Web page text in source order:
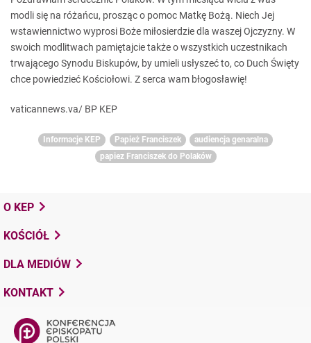
modli się na różańcu, prosząc o pomoc Matkę Bożą. Niech Jej
wstawiennictwo wyprosi Boże miłosierdzie dla waszej Ojczyzny. W
swoich modlitwach pamiętajcie także o wszystkich uczestnikach
trwającego Synodu Biskupów, by umieli usłyszeć to, co Duch Święty
chce powiedzieć Kościołowi. Z serca wam błogosławię!
vaticannews.va/ BP KEP
Informacje KEP Papież Franciszek
audiencja genaralna
papiez Franciszek do Polaków
O KEP
KOŚCIÓŁ
DLA MEDIÓW
KONTAKT